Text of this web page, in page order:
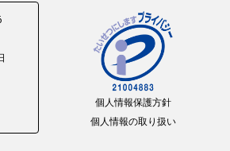
個人情報保護方針
個人情報の取り扱い